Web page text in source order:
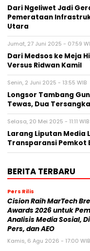
Dari Ngeliwet Jadi
Pemerataan
Utara
Jumat, 27 Juni 2025 - 07:59
Dari Medsos ke Meja
Versus Ridwan Kamil
Senin, 2 Juni 2025 - 13:55 WIB
Longsor Tambang
Tewas, Dua
Selasa, 20 Mei 2025 - 11:11 WIB
Larang Liputan Media
Transparansi Pemkot
BERITA TERBARU
Pers Rilis
Cision Raih MarTech
Awards 2026 untuk
Analisis Media Sosial,
Pers, dan AEO
Kamis, 6 Agu 2026 - 17:00 WIB